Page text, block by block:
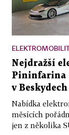
Nejdražší
Pininfarina
v Beskydech
Nabídka
měsících
jen z několika